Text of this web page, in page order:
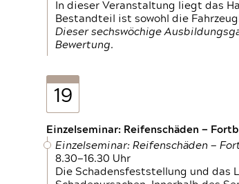
In dieser Veranstaltung liegt das
Bestandteil ist sowohl die
Dieser sechswöchige
Bewertung.
19
Einzelseminar: Reifenschäden —
Einzelseminar: Reifenschäden —
8.30—16.30 Uhr
Die Schadensfeststellung und das